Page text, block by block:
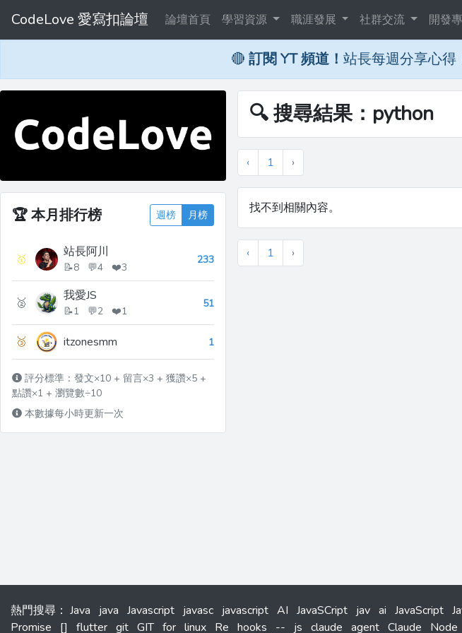
CodeLove 愛寫扣論壇 論壇首頁 學習資源 職涯發展 社群交流 開發
🔴 訂閱 YT 頻道！ 站長每週分享心
🏆本月排行榜 週榜 月榜
🥇 站長阿川
📝8 💬4 ❤️3
233
🥈 我愛JS
📝1 💬2 ❤️1
51
🥉 itzonesmm 1
評分標準：發文×10 + 留言×3 + 獲讚×5 +
點讚×1 + 瀏覽數÷10
本數據每小時更新一次
🔍 搜尋結果：python
‹ 1 ›
找不到相關內容。
‹ 1 ›
熱門搜尋 ： Java java Javascript javasc javascript AI JavaSCript jav ai JavaScript
Promise
[] flutter git GIT for linux Re hooks -- js claude agent Claude Node